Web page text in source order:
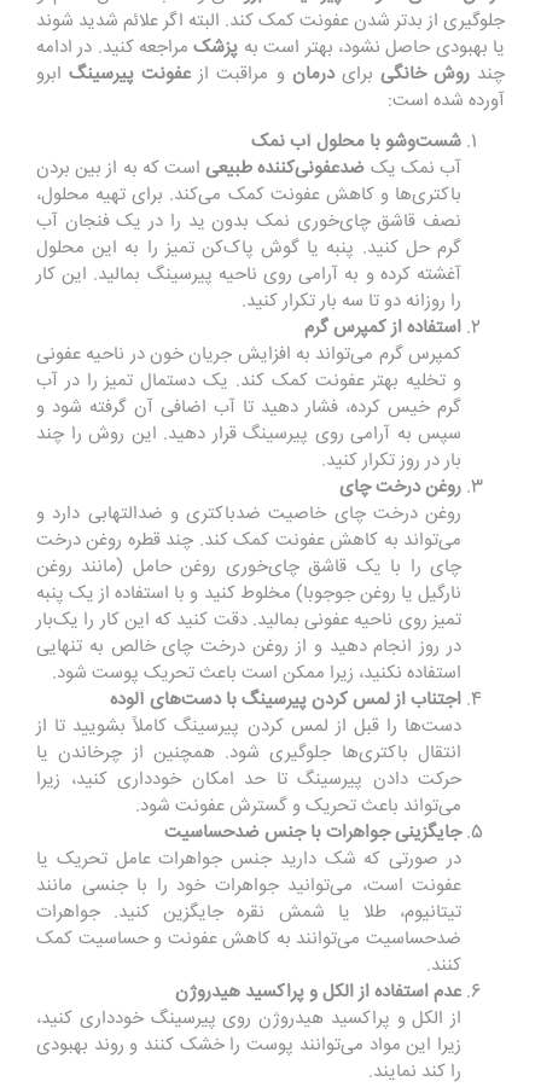
جلوگیری از بدتر شدن عفونت کمک کند. البته اگر علائم شدید شوند
یا بهبودی حاصل نشود، بهتر است به پزشکمراجعه کنید. در ادامه
چندروش خانگی برایدرمان و مراقبت از عفونت پیرسینگابرو
آورده شده است:
شست‌وشو با محلول آب نمک
آب نمک یک ضدعفونی‌کنندهطبیعیاست که به از بین بردن
باکتری‌ها و کاهش عفونت کمک می‌کند. برای تهیه محلول،
نصف قاشق چای‌خوری نمک بدون ید را در یک فنجان آب
گرم حل کنید. پنبه یا گوش پاک‌کن تمیز را به این محلول
آغشته کرده و به آرامی روی ناحیه پیرسینگ بمالید. این کار
را روزانه دو تا سه بار تکرار کنید.
استفاده از کمپرس گرم
کمپرس گرم می‌تواند به افزایش جریان خون در ناحیه عفونی
و تخلیه بهتر عفونت کمک کند. یک دستمال تمیز را در آب
گرم خیس کرده، فشار دهید تا آب اضافی آن گرفته شود و
سپس به آرامی روی پیرسینگ قرار دهید. این روش را چند
بار در روز تکرار کنید.
روغن درخت چای
روغن درخت چای خاصیت ضدباکتری و ضدالتهابی دارد و
می‌تواند به کاهش عفونت کمک کند. چند قطره روغن درخت
چای را با یک قاشق چای‌خوری روغن حامل (مانند روغن
نارگیل یا روغن جوجوبا) مخلوط کنید و با استفاده از یک پنبه
تمیز روی ناحیه عفونی بمالید. دقت کنید که این کار را یک‌بار
در روز انجام دهید و از روغن درخت چای خالص به تنهایی
استفاده نکنید، زیرا ممکن است باعث تحریک پوست شود.
اجتناب از لمس کردن پیرسینگ با دست‌های آلوده
دست‌ها را قبل از لمس کردن پیرسینگ کاملاً بشویید تا از
انتقال باکتری‌ها جلوگیری شود. همچنین از چرخاندن یا
حرکت دادن پیرسینگ تا حد امکان خودداری کنید، زیرا
می‌تواند باعث تحریک و گسترش عفونت شود.
جایگزینی جواهرات با جنس ضدحساسیت
در صورتی که شک دارید جنس جواهرات عامل تحریک یا
عفونت است، می‌توانید جواهرات خود را با جنسی مانند
تیتانیوم، طلا یا شمش نقره جایگزین کنید. جواهرات
ضدحساسیت می‌توانند به کاهش عفونت و حساسیت کمک
کنند.
عدم استفاده از الکل و پراکسید هیدروژن
از الکل و پراکسید هیدروژن روی پیرسینگ خودداری کنید،
زیرا این مواد می‌توانند پوست را خشک کنند و روند بهبودی
را کند نمایند.